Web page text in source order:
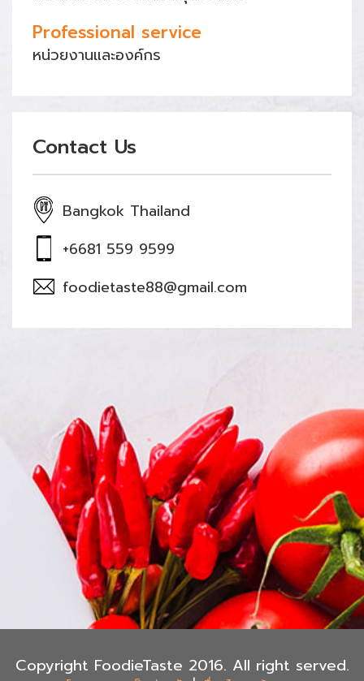
Professional service
หน่วยงานและองค์กร
Contact Us
Bangkok Thailand
+6681 559 9599
foodietaste88@gmail.com
Copyright FoodieTaste 2016. All right served.